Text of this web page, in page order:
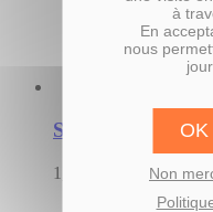
à
En
nous
Non
Save The Date
1,35 €